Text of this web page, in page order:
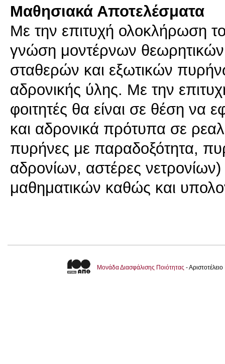
Μαθησιακά Αποτελέσματα
Με την επιτυχή ολοκλήρωση
γνώση μοντέρνων
σταθερών και εξωτικών
αδρονικής ύλης. Με την
φοιτητές θα είναι σε θέση να
και αδρονικά πρότυπα σε
πυρήνες με παραδοξότητα,
αδρονίων, αστέρες
μαθηματικών καθώς και
Μονάδα Διασφάλισης Ποιότητας -